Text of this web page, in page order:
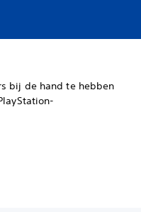
bij de hand te hebben